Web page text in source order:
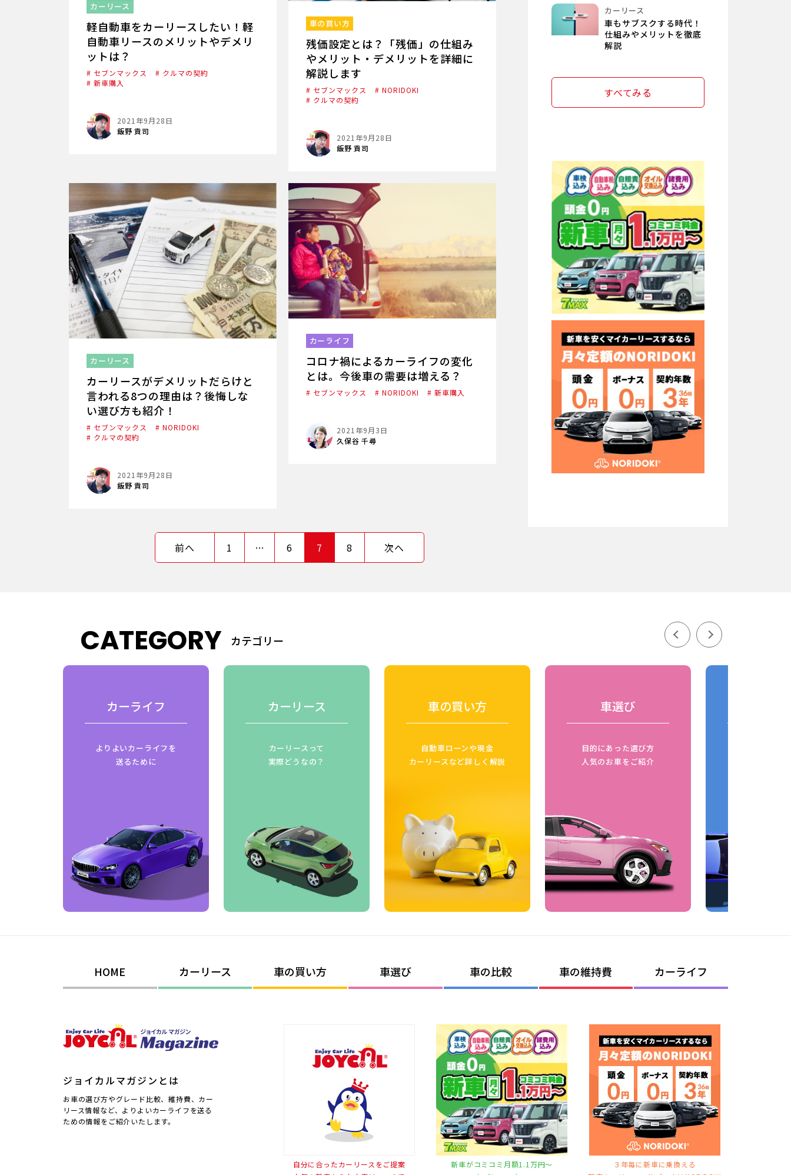
カーリース
軽自動車をカーリースしたい！軽
自動車リースのメリットやデメリ
ットは？
# セブンマックス
# クルマの契約
# 新車購入
飯野 貢司
2021年9月28日
車の買い方
残価設定とは？「残価」の仕組み
やメリット・デメリットを詳細に
解説します
# セブンマックス
# NORIDOKI
# クルマの契約
飯野 貢司
2021年9月28日
カーリース
カーリースがデメリットだらけと
言われる8つの理由は？後悔しな
い選び方も紹介！
# セブンマックス
# NORIDOKI
# クルマの契約
飯野 貢司
2021年9月28日
カーライフ
コロナ禍によるカーライフの変化
とは。今後車の需要は増える？
# セブンマックス # NORIDOKI # 新車購入
久保谷 千尋
2021年9月3日
前へ 1 … 6 7 8 次へ
カーリース
車もサブスクする時代！
仕組みやメリットを徹底
解説
すべてみる
CATEGORY カテゴリー
カーライフ
よりよいカーライフを
送るために
カーリース
カーリースって
実際どうなの？
車の買い方
自動車ローンや現金
カーリースなど詳しく解説
車選び
目的にあった選び方
人気のお車をご紹介
HOME カーリース 車の買い方 車選び 車の比較 車の維持費 カーライフ
ジョイカルマガジンとは
お車の選び方やグレード比較、維持費、カー
リース情報など、よりよいカーライフを送る
ための情報をご紹介いたします。
自分に合ったカーリースをご提案
新車がコミコミ月額1.1万円〜
３年毎に新車に乗換える